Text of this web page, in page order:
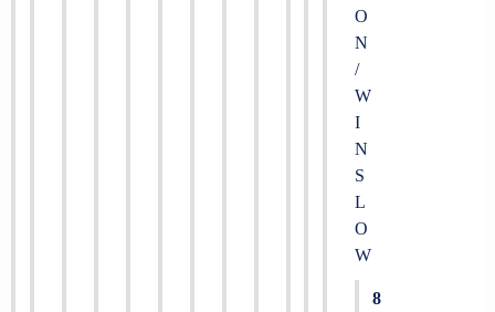
O
N
/
W
I
N
S
L
O
W
8